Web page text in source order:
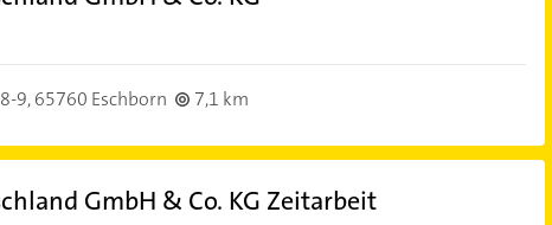
9,65760 Eschborn 7,1 km
GmbH & Co. KG Zeitarbeit